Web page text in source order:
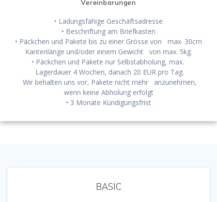
Vereinbarungen
• Ladungsfähige Geschäftsadresse
• Beschriftung am Briefkasten
• Päckchen und Pakete bis zu einer Grösse von max. 30cm
Kantenlänge und/oder einem Gewicht von max. 5kg.
• Päckchen und Pakete nur Selbstabholung, max.
Lagerdauer 4 Wochen, danach 20 EUR pro Tag.
Wir behalten uns vor, Pakete nicht mehr anzunehmen,
wenn keine Abholung erfolgt
• 3 Monate Kündigungsfrist
BASIC